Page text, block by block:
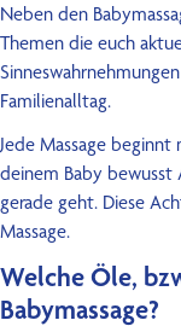
Neben den
Themen die euch
Familienalltag.
Jede Massage
deinem Baby bewusst
gerade geht. Diese
Massage.
Welche Öle,
Babymassage?